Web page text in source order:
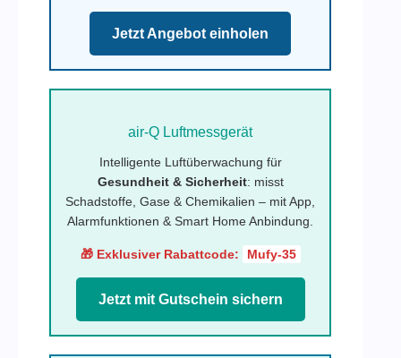
Jetzt Angebot einholen
air-Q Luftmessgerät
Intelligente Luftüberwachung für
Gesundheit & Sicherheit: misst
Schadstoffe, Gase & Chemikalien – mit App,
Alarmfunktionen & Smart Home Anbindung.
🎁 Exklusiver Rabattcode: Mufy-35
Jetzt mit Gutschein sichern